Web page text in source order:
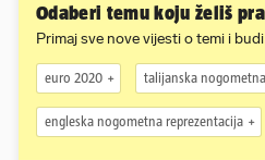
Odaberi temu koju želiš
Primaj sve nove vijesti o temi i
euro 2020 talijanska
engleska nogometna reprezentacija